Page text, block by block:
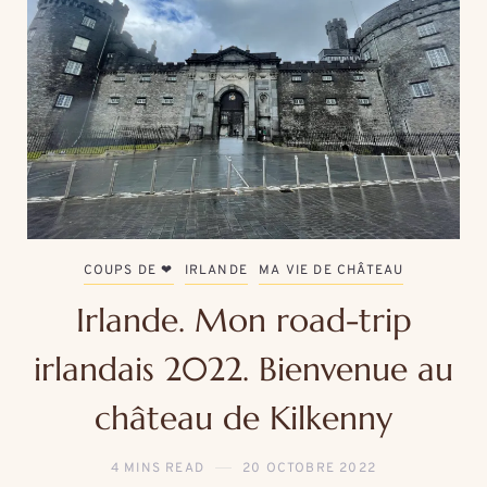
COUPS DE ❤ IRLANDE MA VIE DE CHÂTEAU
Irlande. Mon road-trip
irlandais 2022. Bienvenue au
château de Kilkenny
4 MINS READ 20 OCTOBRE 2022